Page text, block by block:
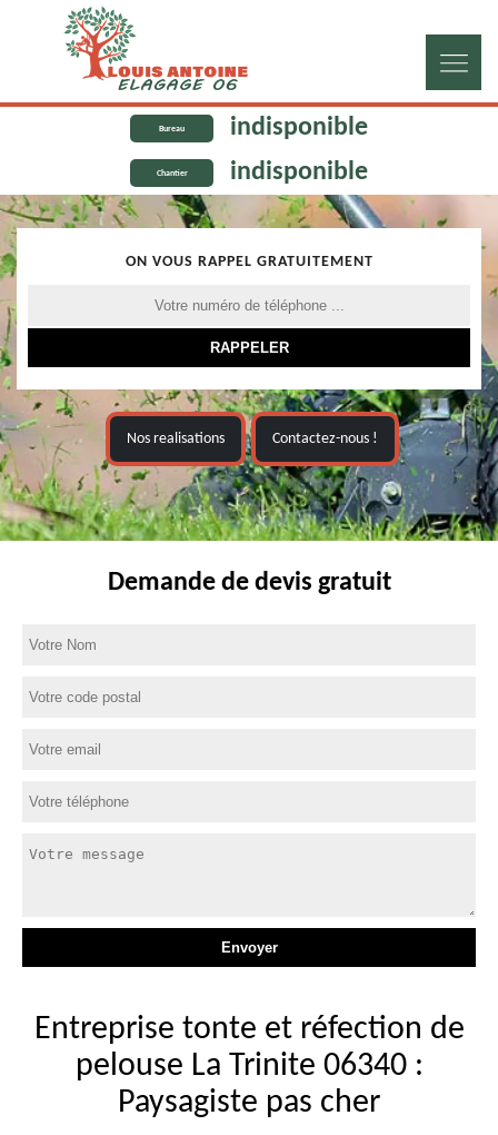
Bureau indisponible
Chantier indisponible
ON VOUS RAPPEL GRATUITEMENT
Nos realisations Contactez-nous !
Demande de devis gratuit
Entreprise tonte et réfection de
pelouse La Trinite 06340 :
Paysagiste pas cher